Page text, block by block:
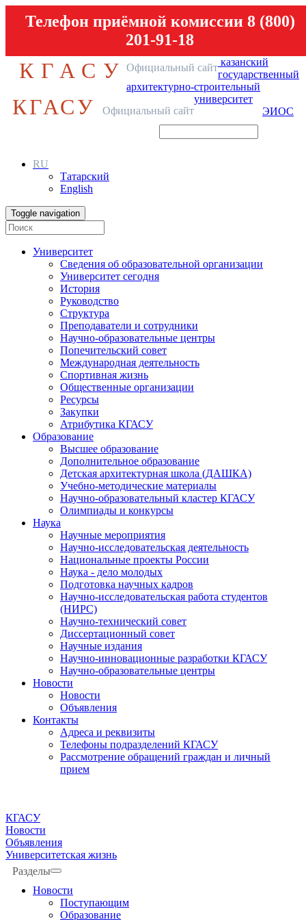
Телефон приёмной комиссии 8 (800)
201-91-18
КГАСУ Официальный сайт казанский
государственный
архитектурно-строительный
университет
КГАСУ Официальный сайт ЭИОС
RU
Татарский
English
Toggle navigation
Университет
Сведения об образовательной организации
Университет сегодня
История
Руководство
Структура
Преподаватели и сотрудники
Научно-образовательные центры
Попечительский совет
Международная деятельность
Спортивная жизнь
Общественные организации
Ресурсы
Закупки
Атрибутика КГАСУ
Образование
Высшее образование
Дополнительное образование
Детская архитектурная школа (ДАШКА)
Учебно-методические материалы
Научно-образовательный кластер КГАСУ
Олимпиады и конкурсы
Наука
Научные мероприятия
Научно-исследовательская деятельность
Национальные проекты России
Наука - дело молодых
Подготовка научных кадров
Научно-исследовательская работа студентов
(НИРС)
Научно-технический совет
Диссертационный совет
Научные издания
Научно-инновационные разработки КГАСУ
Научно-образовательные центры
Новости
Новости
Объявления
Контакты
Адреса и реквизиты
Телефоны подразделений КГАСУ
Рассмотрение обращений граждан и личный
прием
КГАСУ
Новости
Объявления
Университетская жизнь
Разделы
Новости
Поступающим
Образование